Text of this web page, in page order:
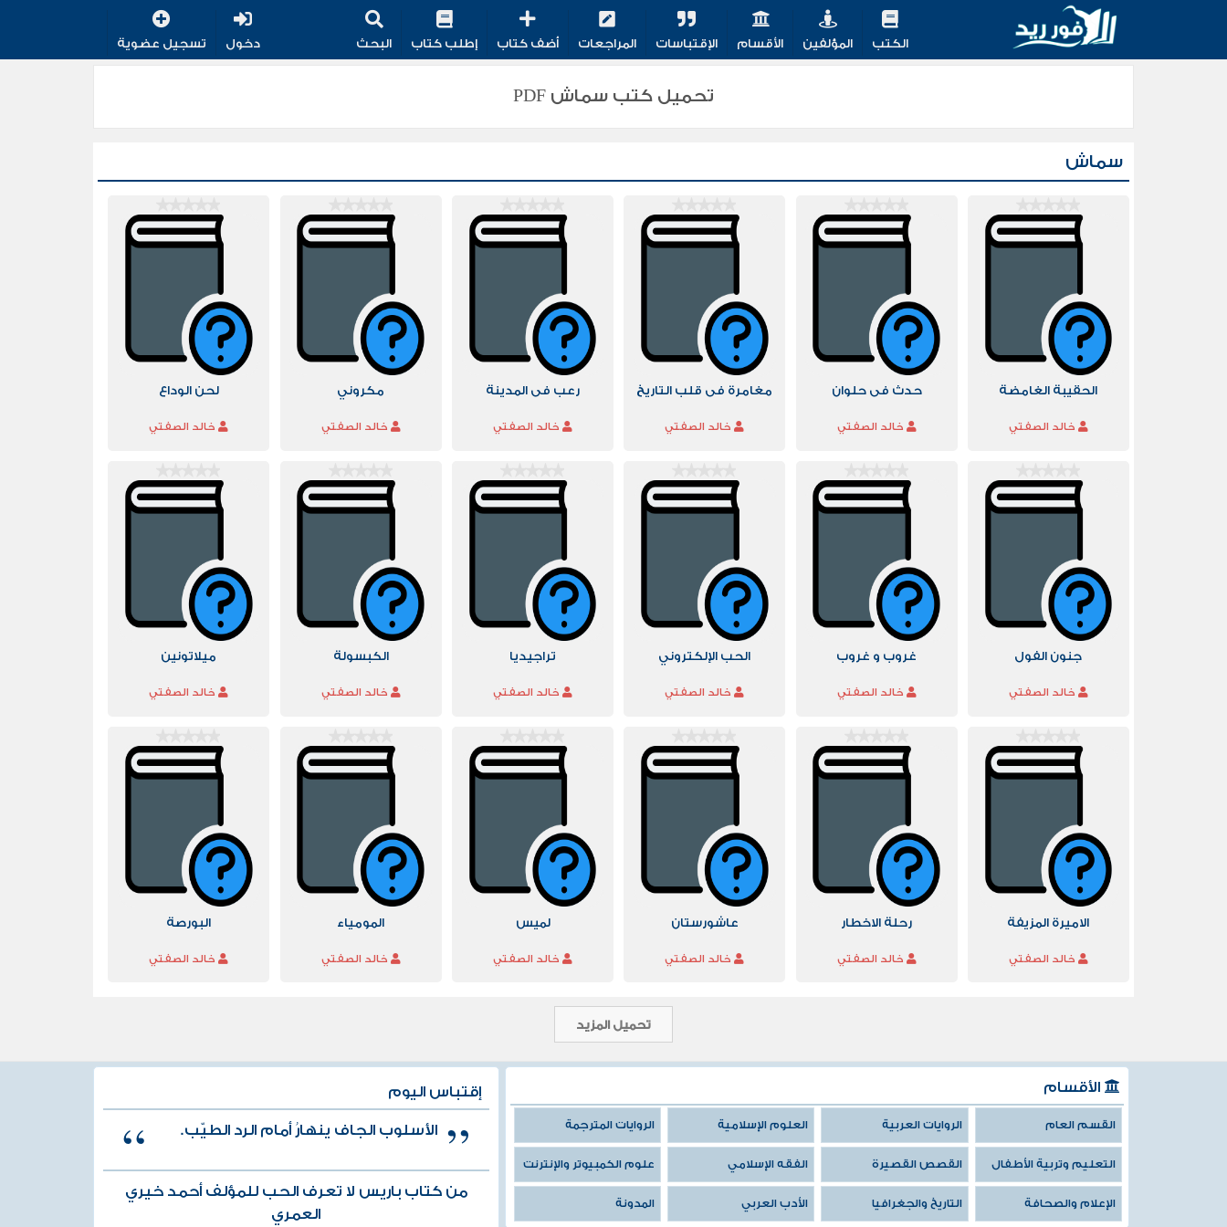
الكتب المؤلفين الأقسام الإقتباسات المراجعات أضف كتاب إطلب كتاب البحث دخول تسجيل عضوية
تحميل كتب سماش PDF
سماش
الحقيبة الغامضة
خالد الصفتي
حدث فى حلوان
خالد الصفتي
مغامرة فى قلب التاريخ
خالد الصفتي
رعب فى المدينة
خالد الصفتي
مكروني
خالد الصفتي
لحن الوداع
خالد الصفتي
جنون الفول
خالد الصفتي
غروب و غروب
خالد الصفتي
الحب الإلكتروني
خالد الصفتي
تراجيديا
خالد الصفتي
الكبسولة
خالد الصفتي
ميلاتونين
خالد الصفتي
الاميرة المزيفة
خالد الصفتي
رحلة الاخطار
خالد الصفتي
عاشورستان
خالد الصفتي
لميس
خالد الصفتي
المومياء
خالد الصفتي
البورصة
خالد الصفتي
تحميل المزيد
الأقسام
القسم العام الروايات العربية العلوم الإسلامية الروايات المترجمة
التعليم وتربية الأطفال القصص القصيرة الفقه الإسلامي علوم الكمبيوتر والإنترنت
الإعلام والصحافة التاريخ والجغرافيا الأدب العربي المدونة
إقتباس اليوم
الأسلوب الجاف ينهارُ أمام الرد الطيّب.
من كتاب باريس لا تعرف الحب للمؤلف أحمد خيري
العمري